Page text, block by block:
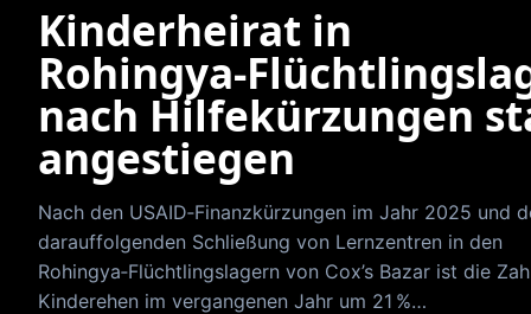
Kinderheirat in
nach Hilfekürzungen
angestiegen
Nach den USAID‑Finanzkürzungen im Jahr 2025 und
darauffolgenden Schließung von Lernzentren in den
Rohingya‑Flüchtlingslagern von Cox’s Bazar ist die
Kinderehen im vergangenen Jahr um 21 %…